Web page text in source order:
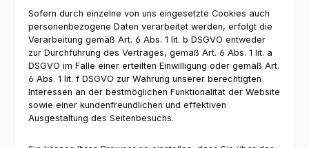
Sofern durch einzelne von uns eingesetzte Cookies auch
personenbezogene Daten verarbeitet werden, erfolgt die
Verarbeitung gemäß Art. 6 Abs. 1 lit. b DSGVO entweder
zur Durchführung des Vertrages, gemäß Art. 6 Abs. 1 lit. a
DSGVO im Falle einer erteilten Einwilligung oder gemäß Art.
6 Abs. 1 lit. f DSGVO zur Wahrung unserer berechtigten
Interessen an der bestmöglichen Funktionalität der Website
sowie einer kundenfreundlichen und effektiven
Ausgestaltung des Seitenbesuchs.